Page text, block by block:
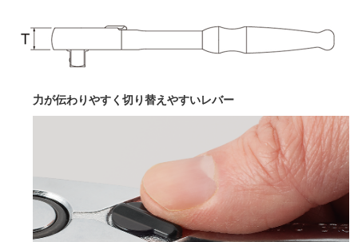
力が伝わりやすく切り替えやすいレバー